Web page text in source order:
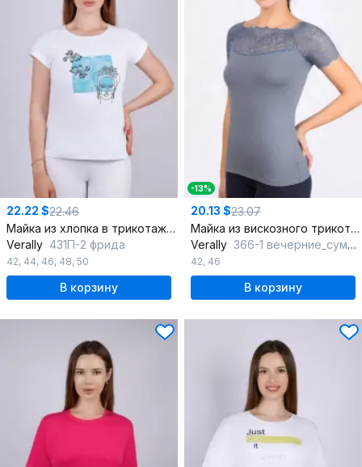
22.22 $22.46
Майка из хлопка в трикотажном стиле, белая
Verally 431П-2 фрида
42, 44, 46, 48, 50
В корзину
-13%
20.13 $23.07
Майка из вискозного трикотажа с кружевной отделкой
Verally 366-1 вечерние_сумерки
42, 46
В корзину